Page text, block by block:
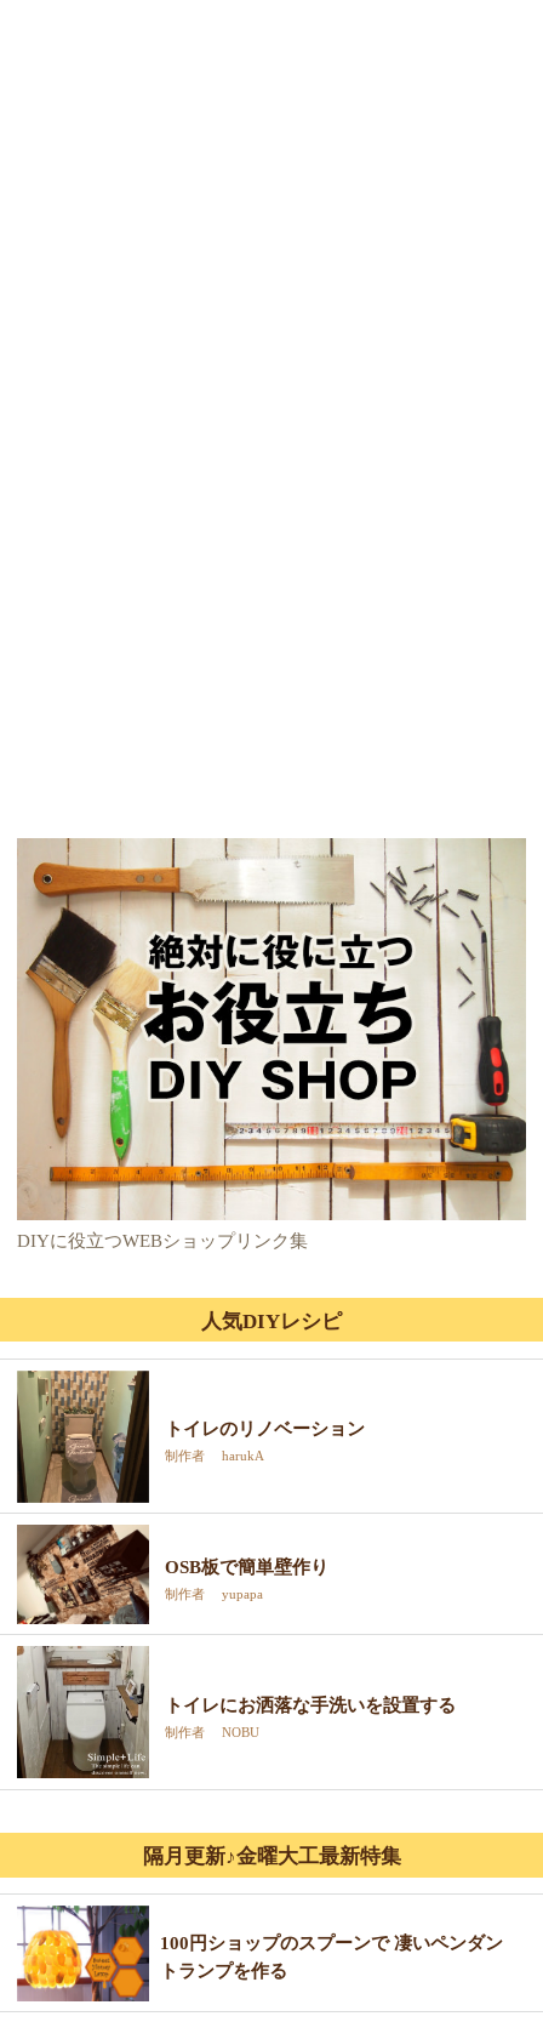
DIYに役立つWEBショップリンク集
人気DIYレシピ
トイレのリノベーション
制作者 harukA
OSB板で簡単壁作り
制作者 yupapa
トイレにお洒落な手洗いを設置する
制作者 NOBU
隔月更新♪金曜大工最新特集
100円ショップのスプーンで 凄いペンダン
トランプを作る